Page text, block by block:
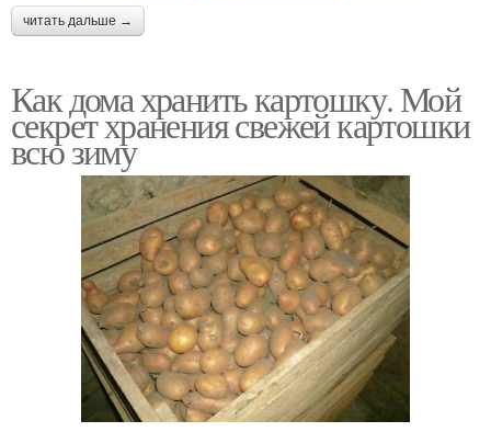
читать дальше →
Как дома хранить картошку. Мой
секрет хранения свежей картошки
всю зиму